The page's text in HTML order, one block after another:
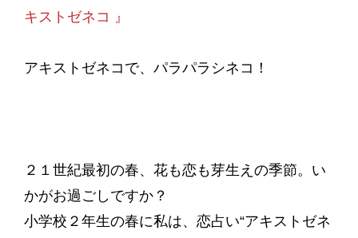
キストゼネコ 』
アキストゼネコで、パラパラシネコ！
２１世紀最初の春、花も恋も芽生えの季節。い
かがお過ごしですか？
小学校２年生の春に私は、恋占い“アキストゼネ